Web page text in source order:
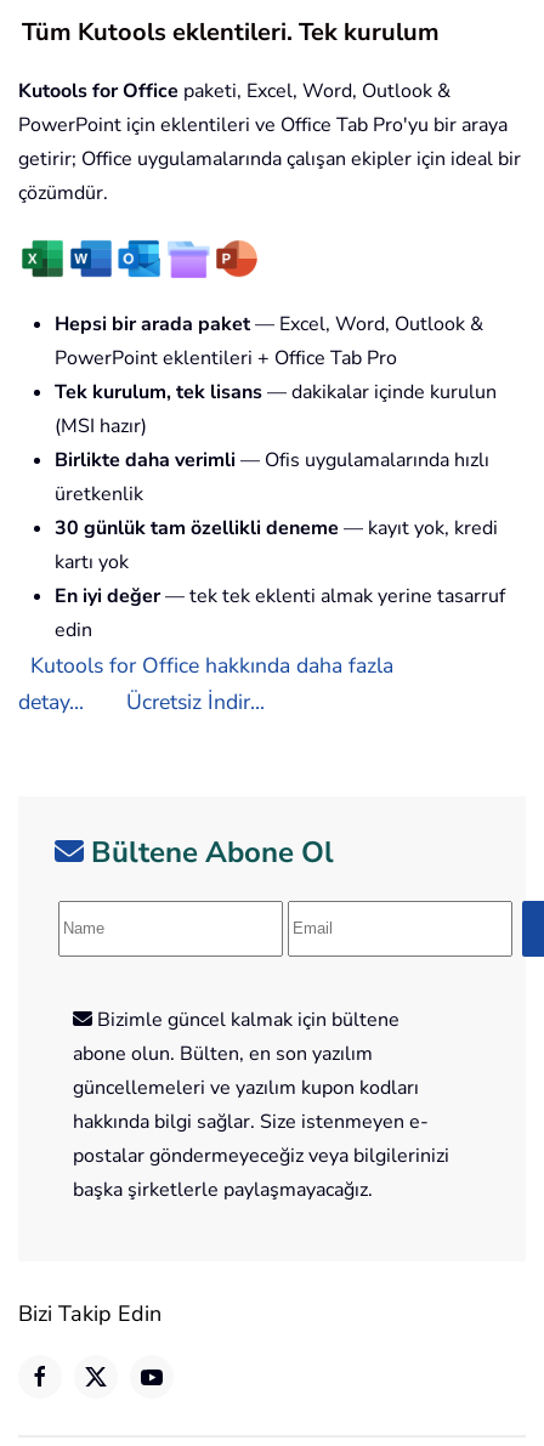
Tüm Kutools eklentileri. Tek kurulum
Kutools for Office paketi, Excel, Word, Outlook &
PowerPoint için eklentileri ve Office Tab Pro'yu bir araya
getirir; Office uygulamalarında çalışan ekipler için ideal bir
çözümdür.
Hepsi bir arada paket— Excel, Word, Outlook &
PowerPoint eklentileri + Office Tab Pro
Tek kurulum, tek lisans— dakikalar içinde kurulun
(MSI hazır)
Birlikte daha verimli — Ofis uygulamalarında hızlı
üretkenlik
30 günlük tam özellikli deneme — kayıt yok, kredi
kartı yok
En iyi değer— tek tek eklenti almak yerine tasarruf
edin
Kutools for Office hakkında daha fazla
detay...
Ücretsiz İndir...
Bültene Abone Ol
Bizimle güncel kalmak için bültene
abone olun. Bülten, en son yazılım
güncellemeleri ve yazılım kupon kodları
hakkında bilgi sağlar. Size istenmeyen e-
postalar göndermeyeceğiz veya bilgilerinizi
başka şirketlerle paylaşmayacağız.
Bizi Takip Edin